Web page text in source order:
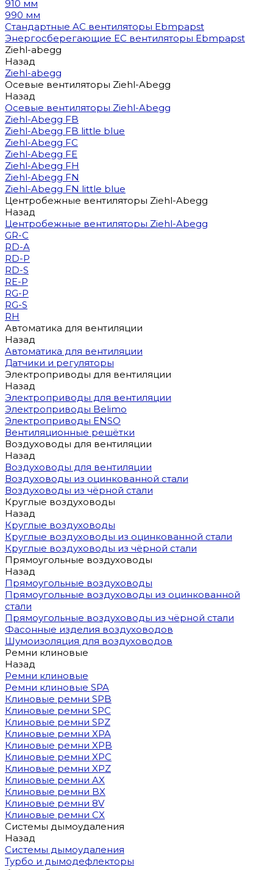
910 мм
990 мм
Стандартные AC вентиляторы Ebmpapst
Энергосберегающие EC вентиляторы Ebmpapst
Ziehl-abegg
Назад
Ziehl-abegg
Осевые вентиляторы Ziehl-Abegg
Назад
Осевые вентиляторы Ziehl-Abegg
Ziehl-Abegg FB
Ziehl-Abegg FB little blue
Ziehl-Abegg FC
Ziehl-Abegg FE
Ziehl-Abegg FH
Ziehl-Abegg FN
Ziehl-Abegg FN little blue
Центробежные вентиляторы Ziehl-Abegg
Назад
Центробежные вентиляторы Ziehl-Abegg
GR-C
RD-A
RD-P
RD-S
RE-P
RG-P
RG-S
RH
Автоматика для вентиляции
Назад
Автоматика для вентиляции
Датчики и регуляторы
Электроприводы для вентиляции
Назад
Электроприводы для вентиляции
Электроприводы Belimo
Электроприводы ENSO
Вентиляционные решётки
Воздуховоды для вентиляции
Назад
Воздуховоды для вентиляции
Воздуховоды из оцинкованной стали
Воздуховоды из чёрной стали
Круглые воздуховоды
Назад
Круглые воздуховоды
Круглые воздуховоды из оцинкованной стали
Круглые воздуховоды из чёрной стали
Прямоугольные воздуховоды
Назад
Прямоугольные воздуховоды
Прямоугольные воздуховоды из оцинкованной
стали
Прямоугольные воздуховоды из чёрной стали
Фасонные изделия воздуховодов
Шумоизоляция для воздуховодов
Ремни клиновые
Назад
Ремни клиновые
Ремни клиновые SPA
Клиновые ремни SPB
Клиновые ремни SPC
Клиновые ремни SPZ
Клиновые ремни XPA
Клиновые ремни XPB
Клиновые ремни XPC
Клиновые ремни XPZ
Клиновые ремни AX
Клиновые ремни BX
Клиновые ремни 8V
Клиновые ремни CX
Системы дымоудаления
Назад
Системы дымоудаления
Турбо и дымодефлекторы